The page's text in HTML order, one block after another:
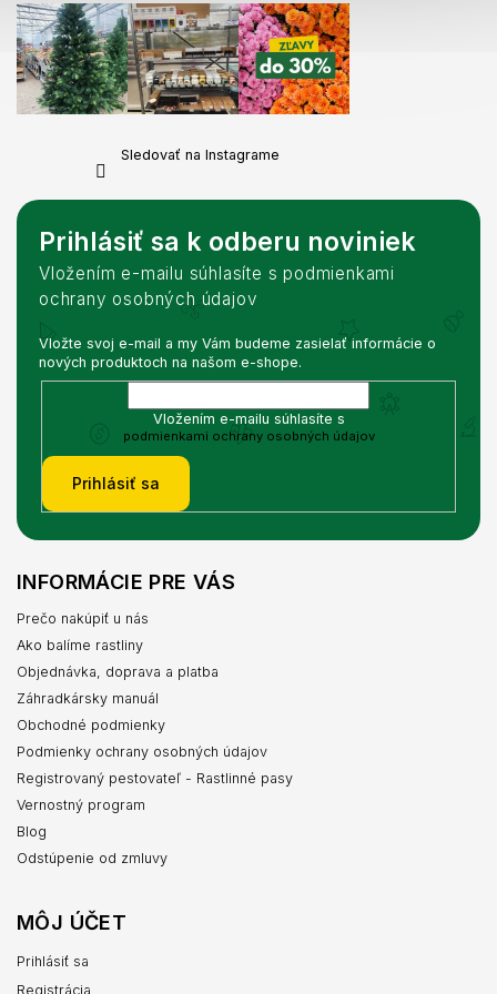
Sledovať na Instagrame
Prihlásiť sa k odberu noviniek
Vložením e-mailu súhlasíte s podmienkami
ochrany osobných údajov
Vložte svoj e-mail a my Vám budeme zasielať informácie o
nových produktoch na našom e-shope.
Vložením e-mailu súhlasíte s
podmienkami ochrany osobných údajov
Prihlásiť sa
INFORMÁCIE PRE VÁS
Prečo nakúpiť u nás
Ako balíme rastliny
Objednávka, doprava a platba
Záhradkársky manuál
Obchodné podmienky
Podmienky ochrany osobných údajov
Registrovaný pestovateľ - Rastlinné pasy
Vernostný program
Blog
Odstúpenie od zmluvy
MÔJ ÚČET
Prihlásiť sa
Registrácia